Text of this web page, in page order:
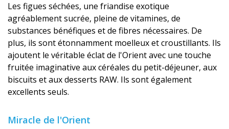
Les figues séchées, une friandise exotique
agréablement sucrée, pleine de vitamines, de
substances bénéfiques et de fibres nécessaires. De
plus, ils sont étonnamment moelleux et croustillants. Ils
ajoutent le véritable éclat de l'Orient avec une touche
fruitée imaginative aux céréales du petit-déjeuner, aux
biscuits et aux desserts RAW. Ils sont également
excellents seuls.
Miracle de l'Orient